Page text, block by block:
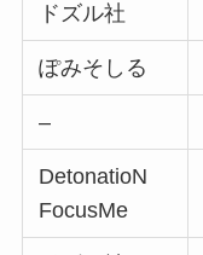
ドズル社
ぽみそしる
–
DetonatioN
FocusMe